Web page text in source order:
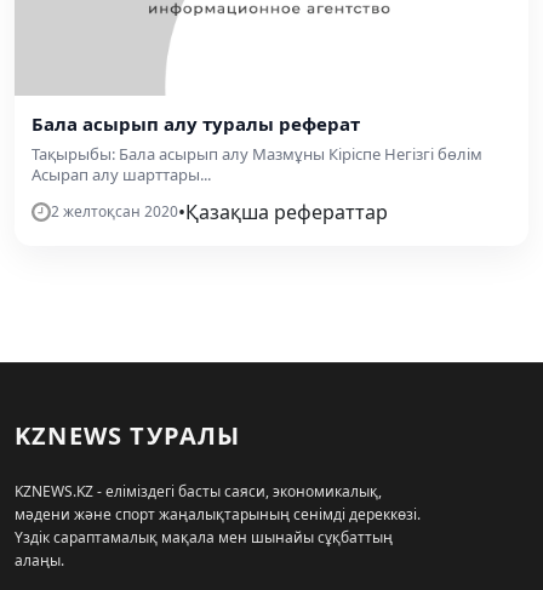
Бала асырып алу туралы реферат
Тақырыбы: Бала асырып алу Мазмұны Кіріспе Негізгі бөлім
Асырап алу шарттары...
2 желтоқсан 2020•Қазақша рефераттар
KZNEWS ТУРАЛЫ
KZNEWS.KZ - еліміздегі басты саяси, экономикалық,
мәдени және спорт жаңалықтарының сенімді дереккөзі.
Үздік сараптамалық мақала мен шынайы сұқбаттың
алаңы.